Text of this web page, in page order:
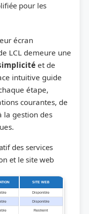
pour les
écran
LCL demeure une
et de
intuitive guide
étape,
courantes, de
la gestion des
des services
et le site web
SITE WEB
Disponible
Disponible
Restreint